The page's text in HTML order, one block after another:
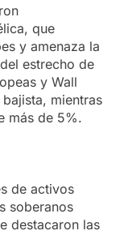
que
y amenaza la
estrecho de
y Wall
mientras
más de 5%.
de activos
soberanos
destacaron las